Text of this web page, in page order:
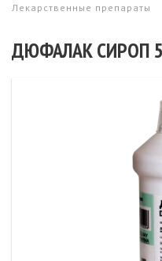
Лекарственные препараты
ДЮФАЛАК СИРОП